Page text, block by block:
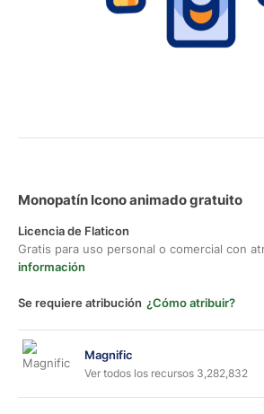
Monopatín Icono animado gratuito
Licencia de Flaticon
Gratis para uso personal o comercial con
información
Se requiere atribución ¿Cómo atribuir?
Magnific
Ver todos los recursos 3,282,832